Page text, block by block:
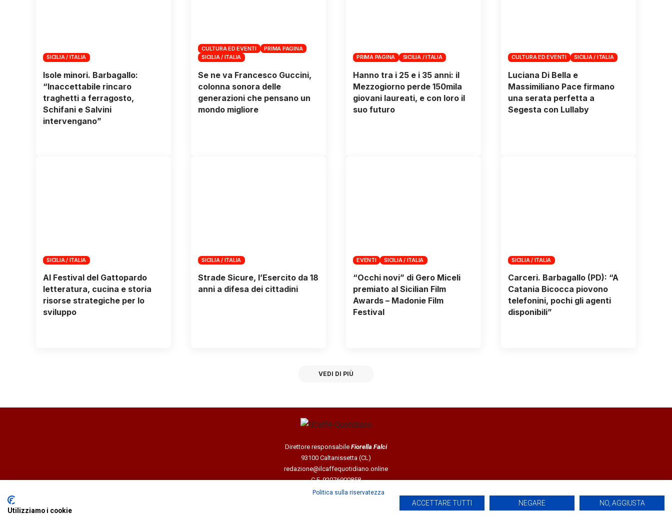
SICILIA / ITALIA
Isole minori. Barbagallo:
“Inaccettabile rincaro
traghetti a ferragosto,
Schifani e Salvini
intervengano”
CULTURA ED EVENTI
PRIMA PAGINA
SICILIA / ITALIA
Se ne va Francesco Guccini,
colonna sonora delle
generazioni che pensano un
mondo migliore
PRIMA PAGINA SICILIA / ITALIA
Hanno tra i 25 e i 35 anni: il
Mezzogiorno perde 150mila
giovani laureati, e con loro il
suo futuro
CULTURA ED EVENTI SICILIA / ITALIA
Luciana Di Bella e
Massimiliano Pace firmano
una serata perfetta a
Segesta con Lullaby
SICILIA / ITALIA
Al Festival del Gattopardo
letteratura, cucina e storia
risorse strategiche per lo
sviluppo
SICILIA / ITALIA
Strade Sicure, l’Esercito da 18
anni a difesa dei cittadini
EVENTI SICILIA / ITALIA
“Occhi novi” di Gero Miceli
premiato al Sicilian Film
Awards – Madonie Film
Festival
SICILIA / ITALIA
Carceri. Barbagallo (PD): “A
Catania Bicocca piovono
telefonini, pochi gli agenti
disponibili”
VEDI DI PIÙ
Direttore responsabile Fiorella Falci
93100 Caltanissetta (CL)
redazione@ilcaffequotidiano.online
C.F. 92076900858
Chi siamo
Politica sulla riservatezza
Utilizziamo i cookie
ACCETTARE TUTTI NEGARE NO, AGGIUSTA